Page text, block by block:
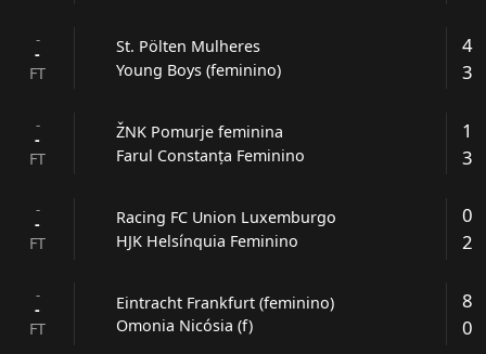
-
-
FT
St. Pölten Mulheres
Young Boys (feminino)
4
3
-
-
FT
ŽNK Pomurje feminina
Farul Constanța Feminino
1
3
-
-
FT
Racing FC Union Luxemburgo
HJK Helsínquia Feminino
0
2
-
-
FT
Eintracht Frankfurt (feminino)
Omonia Nicósia (f)
8
0